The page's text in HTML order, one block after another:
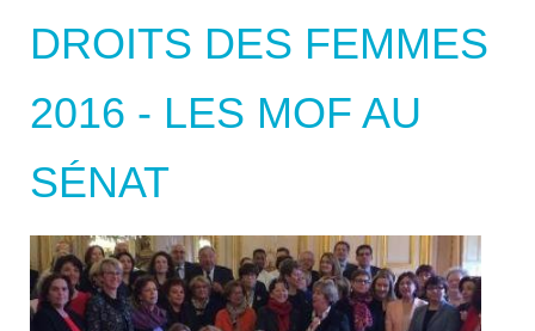
DROITS DES FEMMES
2016 - LES MOF AU
SÉNAT